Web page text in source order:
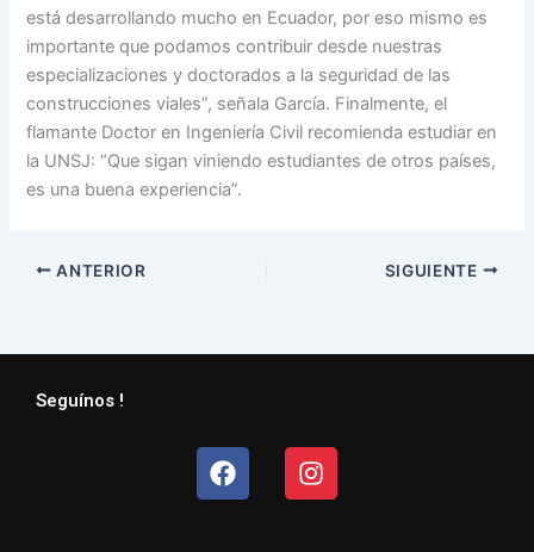
está desarrollando mucho en Ecuador, por eso mismo es
importante que podamos contribuir desde nuestras
especializaciones y doctorados a la seguridad de las
construcciones viales”, señala García. Finalmente, el
flamante Doctor en Ingeniería Civil recomienda estudiar en
la UNSJ: “Que sigan viniendo estudiantes de otros países,
es una buena experiencia”.
ANTERIOR SIGUIENTE
Seguínos !